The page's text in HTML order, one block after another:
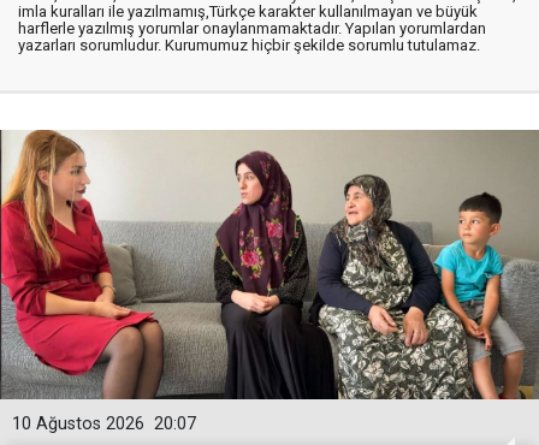
imla kuralları ile yazılmamış,Türkçe karakter kullanılmayan ve büyük
harflerle yazılmış yorumlar onaylanmamaktadır. Yapılan yorumlardan
yazarları sorumludur. Kurumumuz hiçbir şekilde sorumlu tutulamaz.
20:07
10 Ağustos 2026